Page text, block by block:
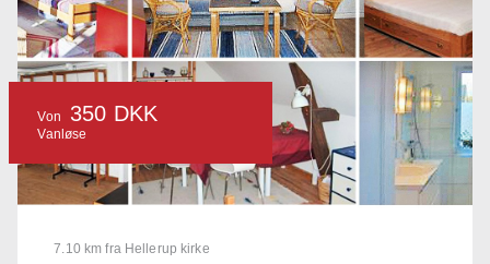
7.10 km fra Hellerup kirke
Von 350 DKK
Vanløse